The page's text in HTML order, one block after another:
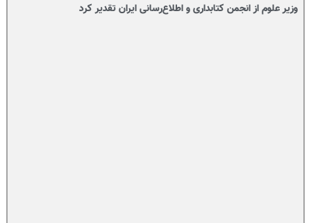
وزیر علوم از انجمن کتابداری و اطلاع‌رسانی ایران تقدیر کرد